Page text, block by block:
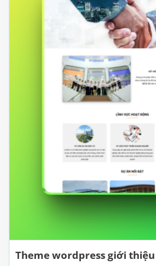
Theme wordpress giới thiệu